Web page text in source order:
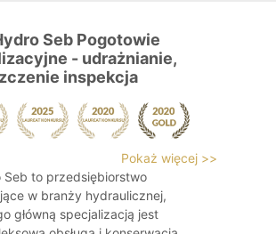
Seb Pogotowie
- udrażnianie,
inspekcja
Pokaż więcej >>
Seb to przedsiębiorstwo
w branży hydraulicznej,
główną specjalizacją jest